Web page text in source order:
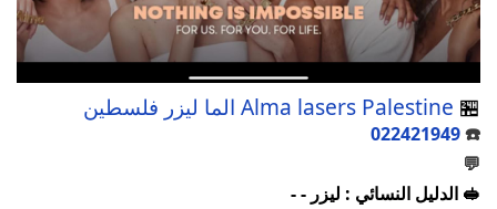
🏪 Alma lasers Palestine الما ليزر فلسطين
☎️
022421949
💬
🥪 الدليل النسائي : ليزر - -